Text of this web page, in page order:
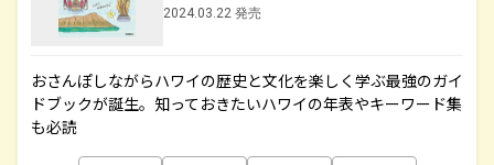
2024.03.22 発売
おさんぽしながらハワイの歴史と文化を楽しく学ぶ最強のガイ
ドブックが誕生。知っておきたいハワイの年表やキーワード集
も必読